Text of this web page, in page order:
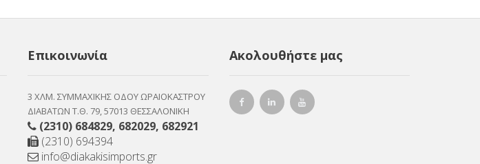
Επικοινωνία
3 ΧΛΜ. ΣΥΜΜΑΧΙΚΗΣ ΟΔΟΥ ΩΡΑΙΟΚΑΣΤΡΟΥ
ΔΙΑΒΑΤΩΝ Τ.Θ. 79, 57013 ΘΕΣΣΑΛΟΝΙΚΗ
(2310) 684829, 682029, 682921
(2310) 694394
info@diakakisimports.gr
Ακολουθήστε μας